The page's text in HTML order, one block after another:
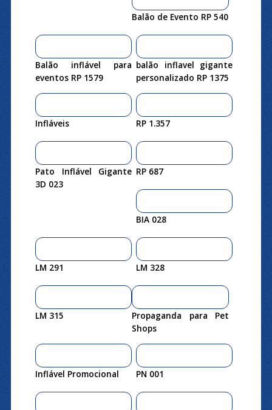
Balão de Evento RP 540
Balão inflável para
eventos RP 1579
balão inflavel gigante
personalizado RP 1375
Infláveis RP 1.357
Pato Inflável Gigante
3D 023
RP 687
BIA 028
LM 291 LM 328
LM 315
Propaganda para Pet
Shops
Inflável Promocional PN 001